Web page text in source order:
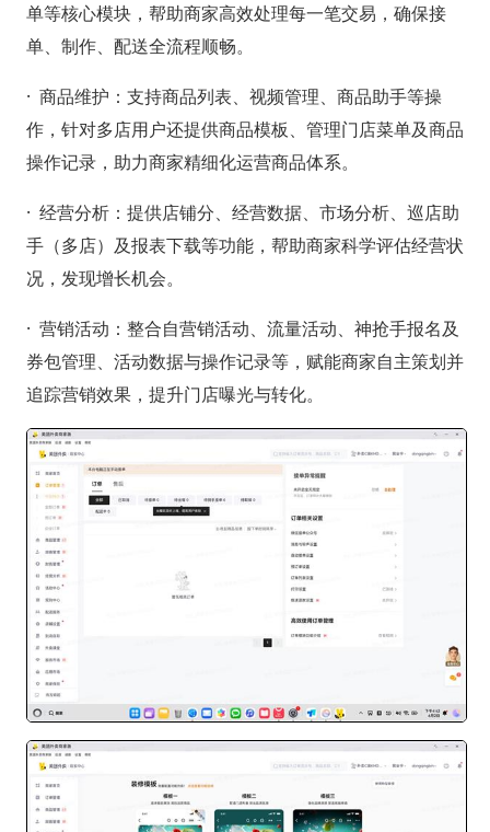
单等核心模块，帮助商家高效处理每一笔交易，确保接
单、制作、配送全流程顺畅。
· 商品维护：支持商品列表、视频管理、商品助手等操
作，针对多店用户还提供商品模板、管理门店菜单及商品
操作记录，助力商家精细化运营商品体系。
· 经营分析：提供店铺分、经营数据、市场分析、巡店助
手（多店）及报表下载等功能，帮助商家科学评估经营状
况，发现增长机会。
· 营销活动：整合自营销活动、流量活动、神抢手报名及
券包管理、活动数据与操作记录等，赋能商家自主策划并
追踪营销效果，提升门店曝光与转化。